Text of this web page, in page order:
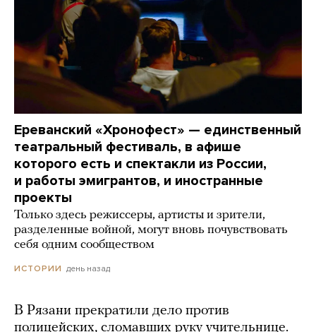
Ереванский «Хронофест» — единственный
театральный фестиваль, в афише
которого есть и спектакли из России,
и работы эмигрантов, и иностранные
проекты
Только здесь режиссеры, артисты и зрители,
разделенные войной, могут вновь почувствовать
себя одним сообществом
ИСТОРИИ день назад
В Рязани прекратили дело против
полицейских, сломавших руку учительнице.